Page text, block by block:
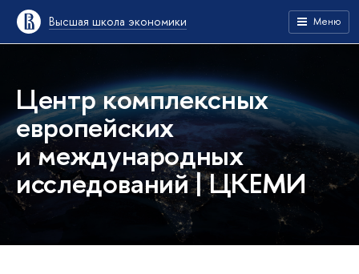
Высшая школа экономики Меню
Центр комплексных
европейских
и международных
исследований | ЦКЕМИ